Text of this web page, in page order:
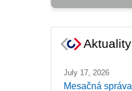
Aktuality
July 17, 2026
Mesačná správa